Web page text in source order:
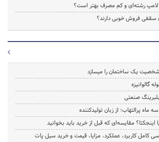
لامپ رشته‌ای و کم مصرف بهتر است؟
سقفی فروش خوبی دارند؟
یک ساختمان را میسازد
گالوانیزه
صنعتی
ماه پرالتهاب؛ از زبان تولیدکننده
اینجکتا؟ مقایسه‌ای که قبل از خرید باید بخوانید
کاربرد، عملکرد، مزایا، قیمت و خرید سیل پات